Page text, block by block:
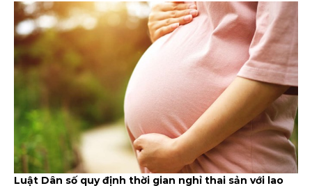
Luật Dân số quy định thời gian nghỉ thai sản với lao